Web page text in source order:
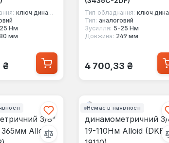
ключ динамометричний під квадрат
Нм
мм
₴
Тип обладнання: ключ динамометричний під квадрат
Тип: аналоговий
Зусилля: 5-25 Нм
Довжина: 249 мм
Звичайна ціна:
4 700,33 ₴
Немає в наявності